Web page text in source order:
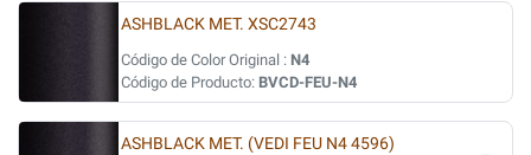
ASHBLACK MET. XSC2743
Código de Color Original : N4
Código de Producto: BVCD-FEU-N4
ASHBLACK MET. (VEDI FEU N4 4596)